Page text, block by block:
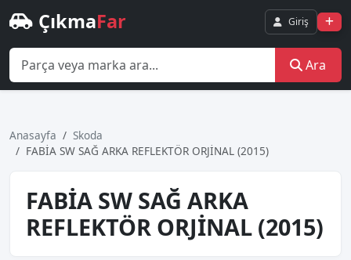
ÇıkmaFar Giriş
Ara
Anasayfa
Skoda
FABİA SW SAĞ ARKA REFLEKTÖR ORJİNAL (2015)
FABİA SW SAĞ ARKA
REFLEKTÖR ORJİNAL (2015)